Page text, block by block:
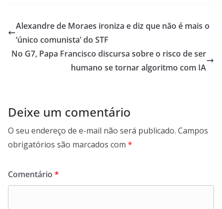
s
A
p
er b
o
o
k
gr
a
m
l l e
Alexandre de Moraes ironiza e diz que não é mais o
‘único comunista’ do STF
No G7, Papa Francisco discursa sobre o risco de ser
humano se tornar algoritmo com IA
Deixe um comentário
O seu endereço de e-mail não será publicado. Campos
obrigatórios são marcados com *
Comentário *